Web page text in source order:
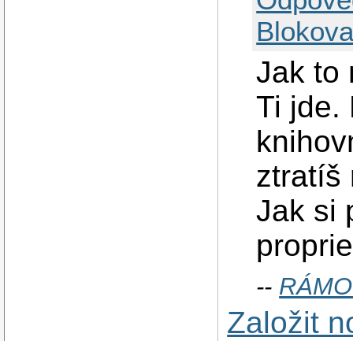
Jak to
Ti jde.
ztratíš
Jak si
--
Založit